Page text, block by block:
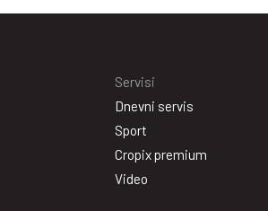
Servisi
Dnevni servis
Sport
Cropix premium
Video